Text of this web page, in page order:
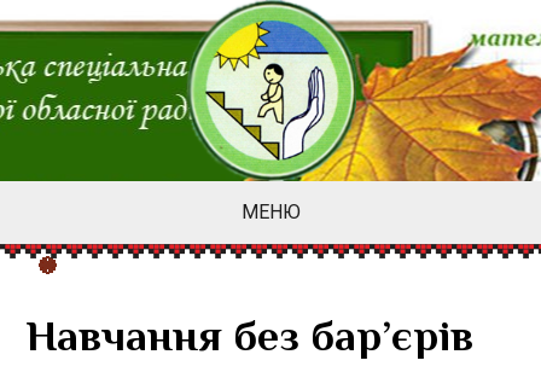
МЕНЮ
Навчання без бар’єрів